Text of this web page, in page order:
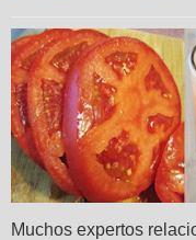
Muchos expertos